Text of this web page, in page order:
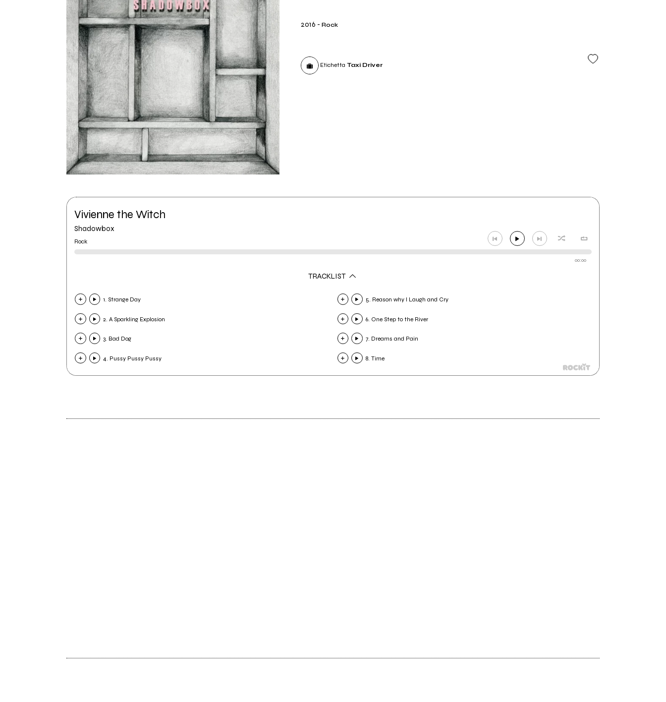
2016 -Rock
Etichetta Taxi Driver
Vivienne the Witch
Shadowbox
Rock
00:00
TRACKLIST
1. Strange Day
2. A Sparkling Explosion
3. Bad Dog
4. Pussy Pussy Pussy
5. Reason why I Laugh and Cry
6. One Step to the River
7. Dreams and Pain
8. Time